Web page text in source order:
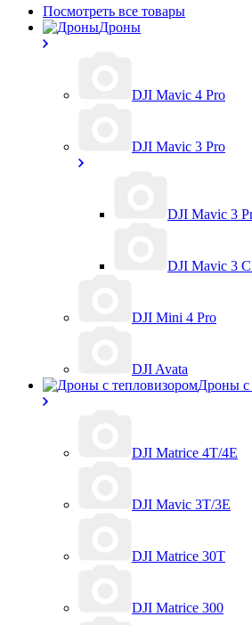
Посмотреть все товары
Дроны
DJI Mavic 4 Pro
DJI Mavic 3 Pro
DJI Mavic 3
DJI Mavic 3
DJI Mini 4 Pro
DJI Avata
Дроны с
DJI Matrice 4T/4E
DJI Mavic 3T/3E
DJI Matrice 30T
DJI Matrice 300